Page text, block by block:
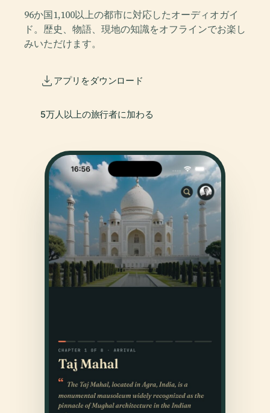
96か国1,100以上の都市に対応したオーディオガイ
ド。歴史、物語、現地の知識をオフラインでお楽し
みいただけます。
アプリをダウンロード
5万人以上の旅行者に加わる